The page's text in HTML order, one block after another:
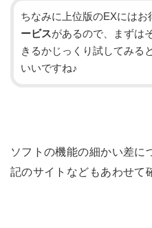
ちなみに上位版のEXにはお
ービスがあるので、まずは
きるかじっくり試してみる
いいですね♪
ソフトの機能の細かい差に
記のサイトなどもあわせて